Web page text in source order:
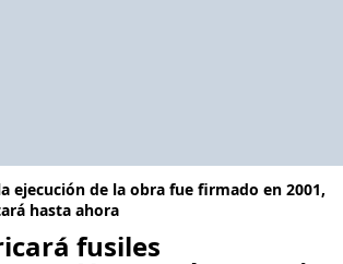
ejecución de la obra fue firmado en 2001,
hasta ahora
fusiles